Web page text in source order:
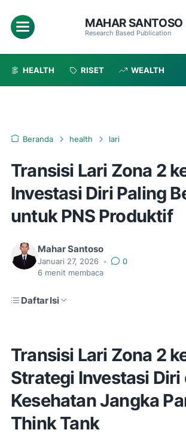
Menu MAHAR SANTOSO
Research Based Publication
HEALTH RISET WEALTH
Beranda health lari
Transisi Lari Zona 2
Investasi Diri Paling
untuk PNS Produktif
Mahar Santoso
Januari 27, 2026 •
0
6 menit membaca
Daftar Isi
Transisi Lari Zona 2
Strategi Investasi Diri
Kesehatan Jangka
Think Tank